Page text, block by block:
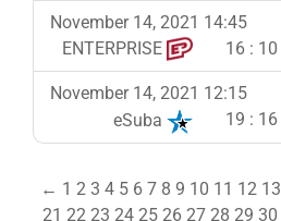
November 14, 2021 14:45
ENTERPRISE
16 : 10
November 14, 2021 12:15
eSuba
19 : 16
← 1 2 3 4 5 6 7 8 9 10 11 12 13
21 22 23 24 25 26 27 28 29 30